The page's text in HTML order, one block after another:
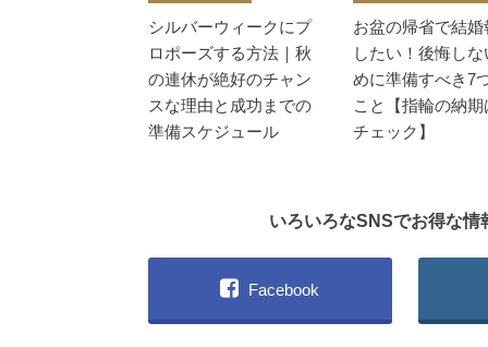
シルバーウィークにプ
ロポーズする方法｜秋
の連休が絶好のチャン
スな理由と成功までの
準備スケジュール
お盆の帰省で結婚
したい！後悔しな
めに準備すべき7
こと【指輪の納期
チェック】
いろいろなSNSでお得な
Facebook